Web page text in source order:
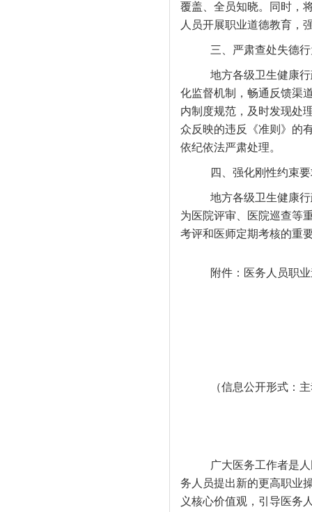
覆盖、全员知晓。同时，
人员开展职业道德教育，
三、严肃查处失德
地方各级卫生健康
化监督机制，畅通反馈渠
内制度规范，及时发现处
众反映的违反《准则》的
依纪依法严肃处理。
四、强化刚性约束
地方各级卫生健康
为医院评审、医院巡查等
考评和医师定期考核的重
附件：医务人员职
（信息公开形式：
广大医务工作者是
务人员提出新的更高职业
义核心价值观，引导医务